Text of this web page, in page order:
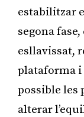
estabilitzar
segona
esllavissat,
plataforma i
possible les
alterar